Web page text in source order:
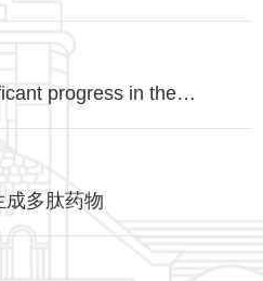
progress in the
driven by multiscale
成多肽药物